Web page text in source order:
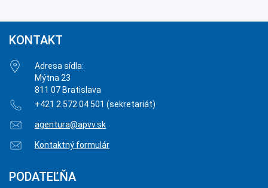
KONTAKT
Adresa sídla:
Mýtna 23
811 07 Bratislava
+421 2 572 04 501 (sekretariát)
agentura@apvv.sk
Kontaktný formulár
PODATEĽŇA